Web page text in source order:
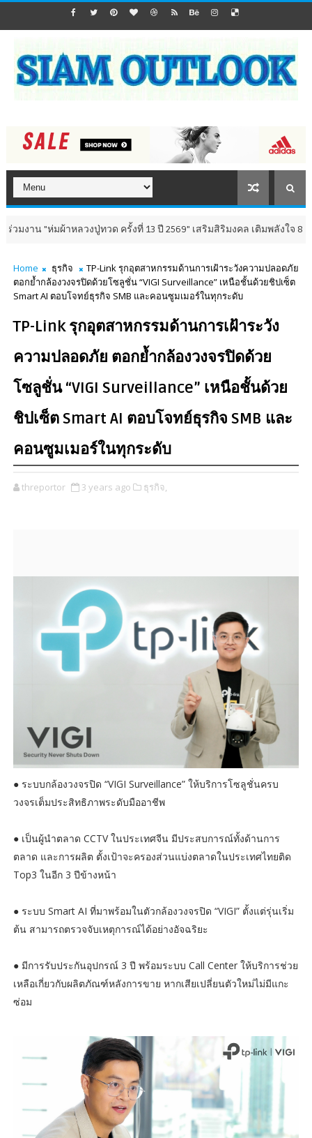
หลวงปู่ทวด ครั้งที่ 13 ปี 2569" เสริมสิริมงคล เติมพลังใจ 8-9 สิงหาคม
Home ธุรกิจ
TP-Link รุกอุตสาหกรรมด้านการเฝ้าระวังความปลอดภัย
ตอกย้ำกล้องวงจรปิดด้วยโซลูชั่น “VIGI Surveillance” เหนือชั้นด้วยชิปเซ็ต
Smart AI ตอบโจทย์ธุรกิจ SMB และคอนซูมเมอร์ในทุกระดับ
TP-Link รุกอุตสาหกรรมด้านการเฝ้าระวัง
ความปลอดภัย ตอกย้ำกล้องวงจรปิดด้วย
โซลูชั่น “VIGI Surveillance” เหนือชั้นด้วย
ชิปเซ็ต Smart AI ตอบโจทย์ธุรกิจ SMB และ
คอนซูมเมอร์ในทุกระดับ
threportor 3 years ago ธุรกิจ,
● ระบบกล้องวงจรปิด “VIGI Surveillance” ให้บริการโซลูชั่นครบ
วงจรเต็มประสิทธิภาพระดับมืออาชีพ
● เป็นผู้นำตลาด CCTV ในประเทศจีน มีประสบการณ์ทั้งด้านการ
ตลาด และการผลิต ตั้งเป้าจะครองส่วนแบ่งตลาดในประเทศไทยติด
Top3 ในอีก 3 ปีข้างหน้า
● ระบบ Smart AI ที่มาพร้อมในตัวกล้องวงจรปิด “VIGI” ตั้งแต่รุ่นเริ่ม
ต้น สามารถตรวจจับเหตุการณ์ได้อย่างอัจฉริยะ
● มีการรับประกันอุปกรณ์ 3 ปี พร้อมระบบ Call Center ให้บริการช่วย
เหลือเกี่ยวกับผลิตภัณฑ์หลังการขาย หากเสียเปลี่ยนตัวใหม่ไม่มีแกะ
ซ่อม